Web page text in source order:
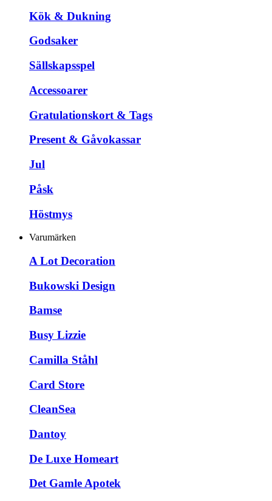
Kök & Dukning
Godsaker
Sällskapsspel
Accessoarer
Gratulationskort & Tags
Present & Gåvokassar
Jul
Påsk
Höstmys
Varumärken
A Lot Decoration
Bukowski Design
Bamse
Busy Lizzie
Camilla Ståhl
Card Store
CleanSea
Dantoy
De Luxe Homeart
Det Gamle Apotek